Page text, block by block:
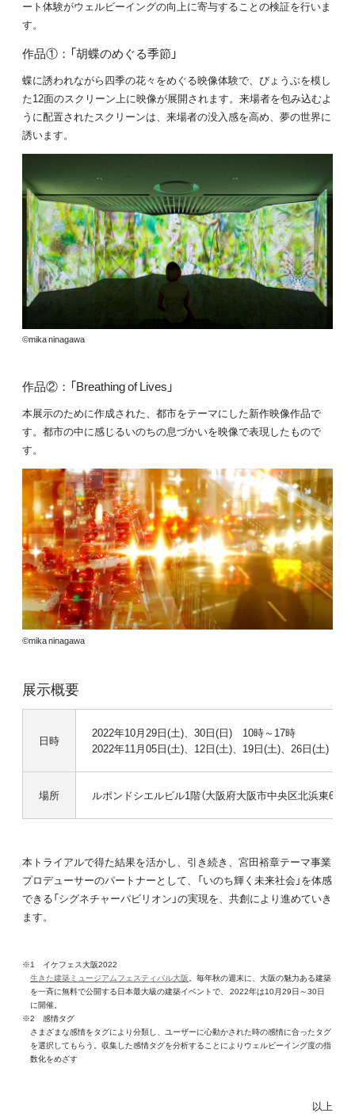
ート体験がウェルビーイングの向上に寄与することの検証を行いま
す。
作品①：「胡蝶のめぐる季節」
蝶に誘われながら四季の花々をめぐる映像体験で、びょうぶを模し
た12面のスクリーン上に映像が展開されます。来場者を包み込むよ
うに配置されたスクリーンは、来場者の没入感を高め、夢の世界に
誘います。
©mika ninagawa
作品②：「Breathing of Lives」
本展示のために作成された、都市をテーマにした新作映像作品で
す。都市の中に感じるいのちの息づかいを映像で表現したもので
す。
©mika ninagawa
展示概要
日時
2022年10月29日(土)、30日(日) 10時～17時
2022年11月05日(土)、12日(土)、19日(土)、26日(土) 13
場所 ルポンドシエルビル1階（大阪府大阪市中央区北浜東6-9）
本トライアルで得た結果を活かし、引き続き、宮田裕章テーマ事業
プロデューサーのパートナーとして、「いのち輝く未来社会」を体感
できる「シグネチャーパビリオン」の実現を、共創により進めていき
ます。
※1 イケフェス大阪2022
生きた建築ミュージアムフェスティバル大阪 。毎年秋の週末に、大阪の魅力ある建築
を一斉に無料で公開する日本最大級の建築イベントで、 2022年は10月29日～30日
に開催。
※2 感情タグ
さまざまな感情をタグにより分類し、ユーザーに心動かされた時の感情に合ったタグ
を選択してもらう。収集した感情タグを分析することによりウェルビーイング度の指
数化をめざす
以上